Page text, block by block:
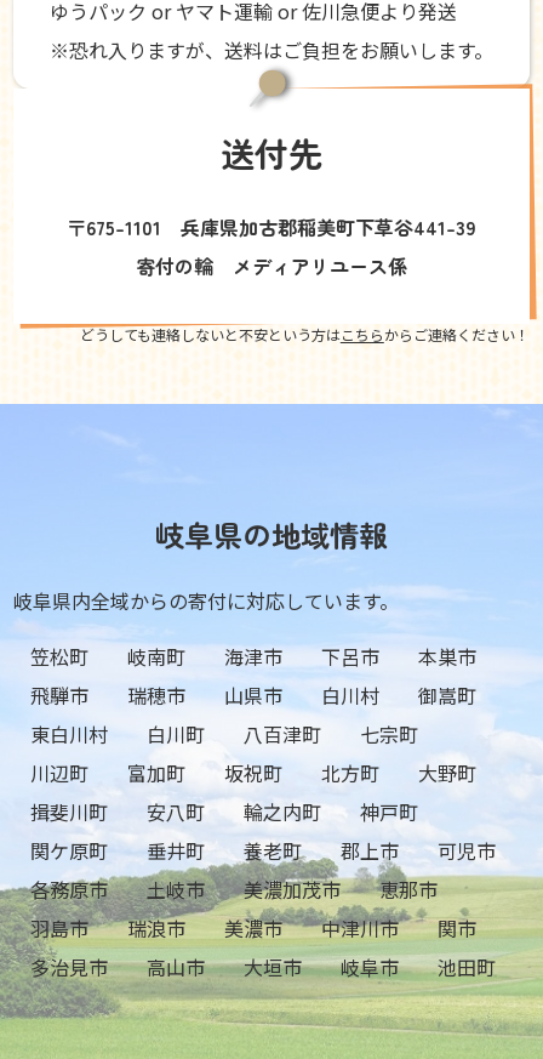
ゆうパック or ヤマト運輸 or 佐川急便より発送
※恐れ入りますが、送料はご負担をお願いします。
送付先
〒675-1101 兵庫県加古郡稲美町下草谷441-39
寄付の輪 メディアリユース係
どうしても連絡しないと不安という方はこちらからご連絡ください！
岐阜県の地域情報
岐阜県内全域からの寄付に対応しています。
笠松町
岐南町 海津市 下呂市
本巣市
飛騨市
瑞穂市 山県市 白川村
御嵩町
東白川村
白川町 八百津町
七宗町
川辺町
富加町 坂祝町 北方町
大野町
揖斐川町
安八町 輪之内町
神戸町
関ケ原町
垂井町 養老町 郡上市
可児市
各務原市
土岐市 美濃加茂市
恵那市
羽島市
瑞浪市 美濃市 中津川市
関市
多治見市
高山市 大垣市 岐阜市 池田町